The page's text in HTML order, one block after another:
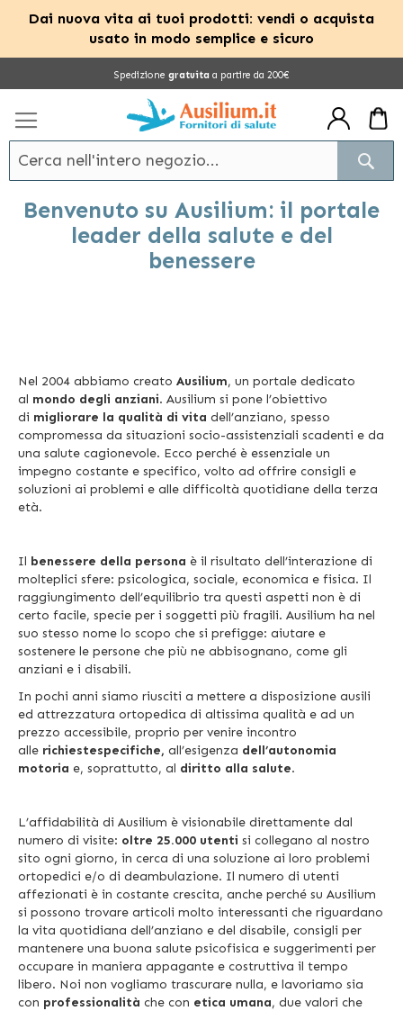
Dai nuova vita ai tuoi prodotti: vendi o acquista
usato in modo semplice e sicuro
Spedizione gratuita a partire da 200€
Benvenuto su Ausilium: il portale
leader della salute e del
benessere
Nel 2004 abbiamo creato Ausilium, un portale dedicato
al mondo degli anziani. Ausilium si pone l’obiettivo
di migliorare la qualità di vita dell’anziano, spesso
compromessa da situazioni socio-assistenziali scadenti e da
una salute cagionevole. Ecco perché è essenziale un
impegno costante e specifico, volto ad offrire consigli e
soluzioni ai problemi e alle difficoltà quotidiane della terza
età.
Il benessere della persona è il risultato dell’interazione di
molteplici sfere: psicologica, sociale, economica e fisica. Il
raggiungimento dell’equilibrio tra questi aspetti non è di
certo facile, specie per i soggetti più fragili. Ausilium ha nel
suo stesso nome lo scopo che si prefigge: aiutare e
sostenere le persone che più ne abbisognano, come gli
anziani e i disabili.
In pochi anni siamo riusciti a mettere a disposizione ausili
ed attrezzatura ortopedica di altissima qualità e ad un
prezzo accessibile, proprio per venire incontro
alle richiestespecifiche, all’esigenza dell’autonomia
motoria e, soprattutto, al diritto alla salute.
L’affidabilità di Ausilium è visionabile direttamente dal
numero di visite: oltre 25.000 utenti si collegano al nostro
sito ogni giorno, in cerca di una soluzione ai loro problemi
ortopedici e/o di deambulazione. Il numero di utenti
affezionati è in costante crescita, anche perché su Ausilium
si possono trovare articoli molto interessanti che riguardano
la vita quotidiana dell’anziano e del disabile, consigli per
mantenere una buona salute psicofisica e suggerimenti per
occupare in maniera appagante e costruttiva il tempo
libero. Noi non vogliamo trascurare nulla, e lavoriamo sia
con professionalità che con etica umana, due valori che